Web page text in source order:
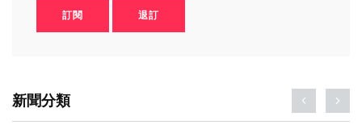
訂閱 退訂
新聞分類